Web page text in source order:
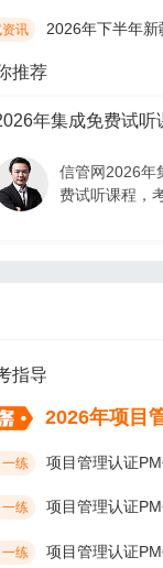
讯
推荐
年集成免费试听
信管网2026年
费试听课程，
指导
练 项目管理认证
练 项目管理认证
练 项目管理认证